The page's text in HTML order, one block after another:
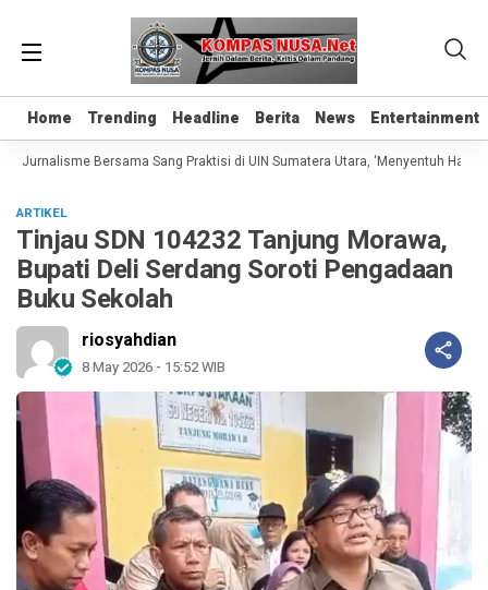
Home Trending Headline Berita News Entertainment
Home Trending Headline Berita News Entertainment
Jurnalisme Bersama Sang Praktisi di UIN Sumatera Utara, ‘Menyentuh Hati
ARTIKEL
Tinjau SDN 104232 Tanjung Morawa,
Bupati Deli Serdang Soroti Pengadaan
Buku Sekolah
riosyahdian
8 May 2026 - 15:52 WIB